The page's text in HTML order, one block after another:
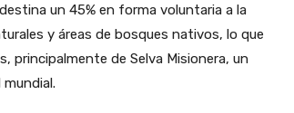
un 45% en forma voluntaria a la
y áreas de bosques nativos, lo que
principalmente de Selva Misionera, un